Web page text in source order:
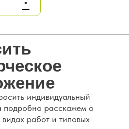
индивидуальный
подробно расскажем о
видах работ и типовых